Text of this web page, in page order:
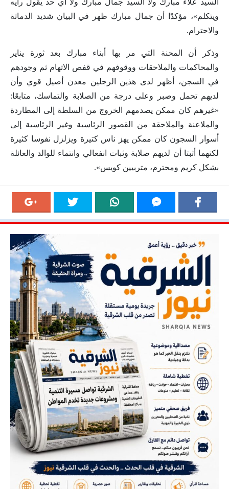
السيد علاء مبارك ولا السيد جمال مبارك ولا أي حد يقول رأيه
ويتكلم»، مؤكدًا أن جمال مبارك ظهر في البيان شديد الدماثة
والاحترام.
وذكر أن المحنة التي مر بها أبناء مبارك بعد ثورة يناير
والمحاكمات والملاحقات ووقوفهم في قفص الاتهام ثم وجودهم
في السجن، أظهر لدى هذين الرجلين معدن أصيل قوي وأن
لديهم تحمل وصبر وعلى درجة من الصلابة والتماسك، متابعًا:
«غيرهم كان ممكن يصدمهم الخروج من السلطة إلى المطاردة
والملاعنة والملاحقة من القصور الرئاسية وغير الرئاسية إلى
أسوار السجون كان ممكن يهز ناس كتيرة ويزلزل نفوسا كثيرة
لكنهما أثبتا أن لديهم صلابة وثبات انفعالي وانتماء للوالد والعائلة
بشكل كريم ومحترم، متربيين كويس».